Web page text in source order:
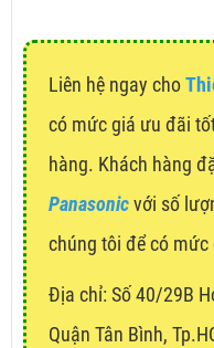
Liên hệ ngay cho
có mức giá ưu đãi
hàng. Khách hàng
Panasonicvới số
chúng tôi để có
Địa chỉ: Số 40/29B
Quận Tân Bình,